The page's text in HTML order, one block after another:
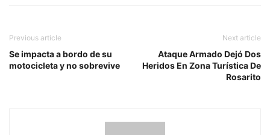
Previous article
Se impacta a bordo de su
motocicleta y no sobrevive
Next article
Ataque Armado Dejó Dos
Heridos En Zona Turística De
Rosarito